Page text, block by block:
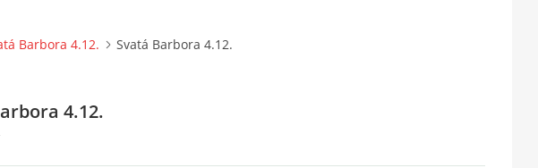
Barbora 4.12. Svatá Barbora 4.12.
4.12.